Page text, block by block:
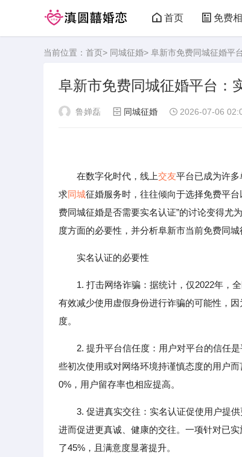
首页 免费
当前位置： 首页> 同城征婚> 阜新市免费同城征婚平
阜新市免费同城征婚平台：
鲁婵磊 同城征婚 2026-07-06
在数字化时代，线上交友平台已成为许
求同城征婚服务时，往往倾向于选择免费平
费同城征婚是否需要实名认证”的讨论变得尤
度方面的必要性，并分析阜新市当前免费同城
实名认证的必要性
1. 打击网络诈骗：据统计，仅2022年，
有效减少使用虚假身份进行诈骗的可能性，
度。
2. 提升平台信任度：用户对平台的信任
些初次使用或对网络环境持谨慎态度的用户
0%，用户留存率也相应提高。
3. 促进真实交往：实名认证促使用户提
进而促进更真诚、健康的交往。一项针对已
了45%，且满意度显著提升。